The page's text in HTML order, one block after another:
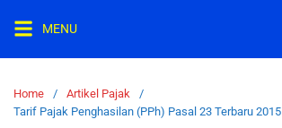
MENU
Home
Artikel Pajak
Tarif Pajak Penghasilan (PPh) Pasal 23 Terbaru 2015